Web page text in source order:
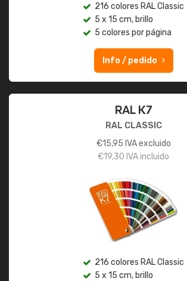
216 colores RAL Classic
5 x 15 cm, brillo
5 colores por página
Info / pedido
RAL K7
RAL CLASSIC
€15,95 IVA excluido
€19,30 IVA incluido
216 colores RAL Classic
5 x 15 cm, brillo